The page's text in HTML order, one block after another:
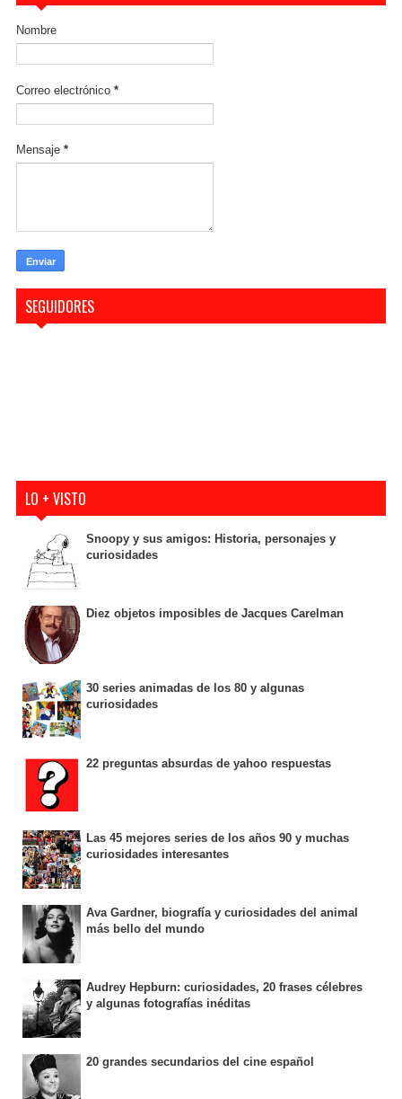
Nombre
Correo electrónico *
Mensaje *
SEGUIDORES
LO + VISTO
Snoopy y sus amigos: Historia, personajes y
curiosidades
Diez objetos imposibles de Jacques Carelman
30 series animadas de los 80 y algunas
curiosidades
22 preguntas absurdas de yahoo respuestas
Las 45 mejores series de los años 90 y muchas
curiosidades interesantes
Ava Gardner, biografía y curiosidades del animal
más bello del mundo
Audrey Hepburn: curiosidades, 20 frases célebres
y algunas fotografías inéditas
20 grandes secundarios del cine español